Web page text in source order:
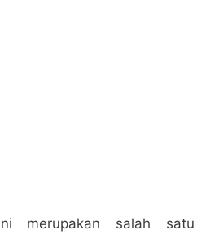
merupakan salah satu